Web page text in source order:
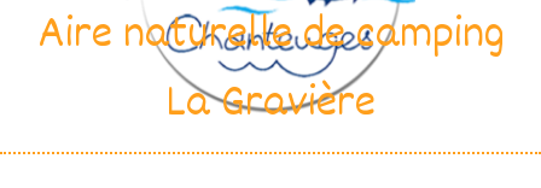
Aire naturelle de camping
La Gravière